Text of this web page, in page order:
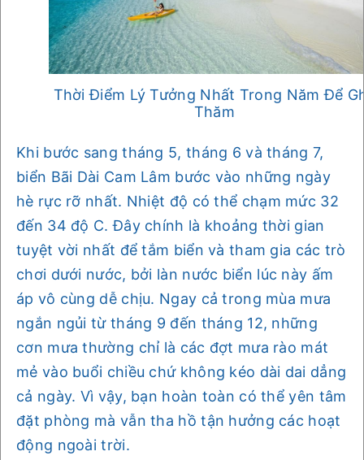
Thời Điểm Lý Tưởng Nhất Trong Năm Để
Thăm
Khi bước sang tháng 5, tháng 6 và tháng 7,
biển Bãi Dài Cam Lâm bước vào những ngày
hè rực rỡ nhất. Nhiệt độ có thể chạm mức 32
đến 34 độ C. Đây chính là khoảng thời gian
tuyệt vời nhất để tắm biển và tham gia các trò
chơi dưới nước, bởi làn nước biển lúc này ấm
áp vô cùng dễ chịu. Ngay cả trong mùa mưa
ngắn ngủi từ tháng 9 đến tháng 12, những
cơn mưa thường chỉ là các đợt mưa rào mát
mẻ vào buổi chiều chứ không kéo dài dai dẳng
cả ngày. Vì vậy, bạn hoàn toàn có thể yên tâm
đặt phòng mà vẫn tha hồ tận hưởng các hoạt
động ngoài trời.